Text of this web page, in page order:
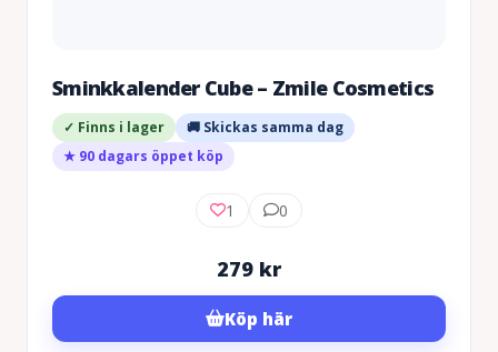
Sminkkalender Cube – Zmile Cosmetics
✓ Finns i lager
🚚 Skickas samma dag
★ 90 dagars öppet köp
1 0
279 kr
Köp här